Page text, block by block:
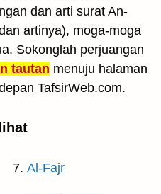
dan arti surat An-
artinya), moga-moga
Sokonglah perjuangan
tautan menuju halaman
TafsirWeb.com.
Al-Fajr